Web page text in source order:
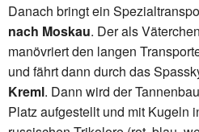
Danach bringt ein
nach Moskau. Der als
manövriert den langen
und fährt dann durch das
Kreml. Dann wird der
Platz aufgestellt und mit Kugeln